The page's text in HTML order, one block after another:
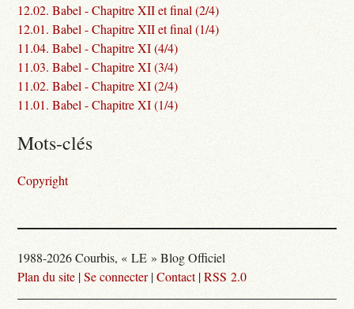
12.02. Babel - Chapitre XII et final (2/4)
12.01. Babel - Chapitre XII et final (1/4)
11.04. Babel - Chapitre XI (4/4)
11.03. Babel - Chapitre XI (3/4)
11.02. Babel - Chapitre XI (2/4)
11.01. Babel - Chapitre XI (1/4)
Mots-clés
Copyright
1988-2026 Courbis, « LE » Blog Officiel
Plan du site |Se connecter|Contact|RSS 2.0